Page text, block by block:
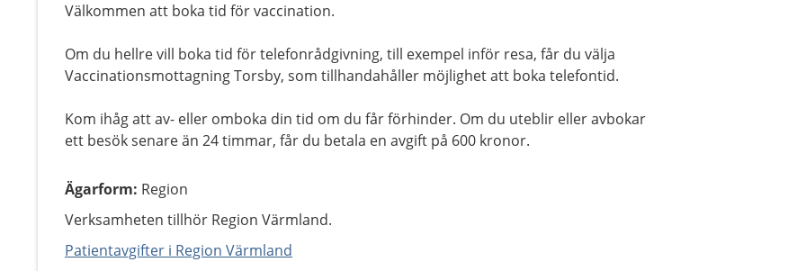
Välkommen att boka tid för vaccination.
Om du hellre vill boka tid för telefonrådgivning, till exempel inför resa, får du välja
Vaccinationsmottagning Torsby, som tillhandahåller möjlighet att boka telefontid.
Kom ihåg att av- eller omboka din tid om du får förhinder. Om du uteblir eller avbokar
ett besök senare än 24 timmar, får du betala en avgift på 600 kronor.
Ägarform: Region
Verksamheten tillhör Region Värmland.
Patientavgifter i Region Värmland